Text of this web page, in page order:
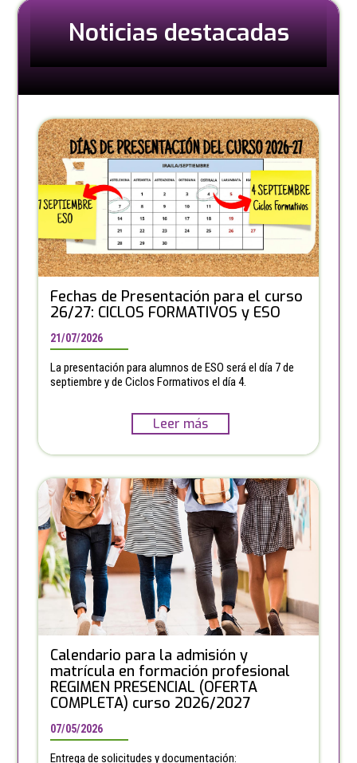
Noticias destacadas
Fechas de Presentación para el curso
26/27: CICLOS FORMATIVOS y ESO
21/07/2026
La presentación para alumnos de ESO será el día 7 de
septiembre y de Ciclos Formativos el día 4.
Leer más
Calendario para la admisión y
matrícula en formación profesional
REGIMEN PRESENCIAL (OFERTA
COMPLETA) curso 2026/2027
07/05/2026
Entrega de solicitudes y documentación: